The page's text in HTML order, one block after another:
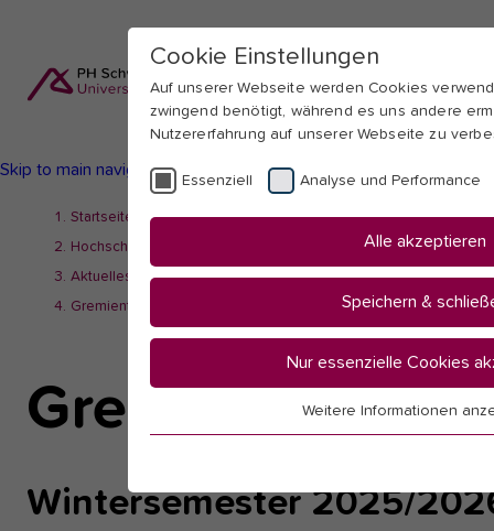
Skip to main navigation Skip to main content
here:
Startseite
Hochschule
Aktuelles
Gremientermine
Gremientermine
Wintersemester 2025/
Cookie Einstellungen
Auf unserer Webseite werden Cookies
zwingend benötigt, während es uns andere
Nutzererfahrung auf unserer Webseite zu
Essenziell Analyse und Performance
Alle akzeptieren
Speichern &
Nur essenzielle Cookies
funktioniert.
Weitere Informationen